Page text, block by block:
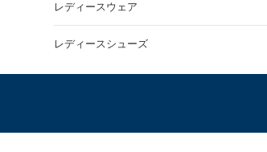
レディースウェア
レディースシューズ